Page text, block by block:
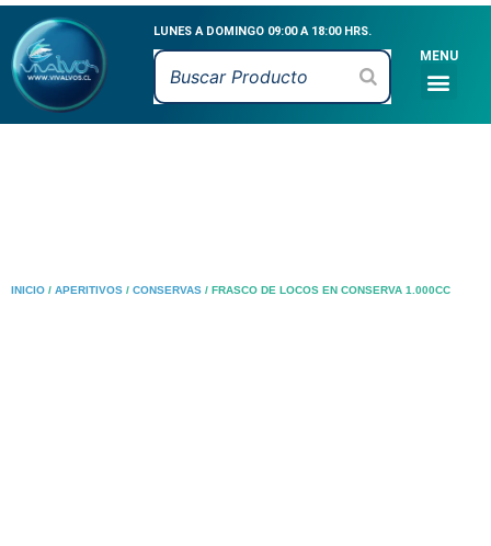
Ir
contenido
LUNES A DOMINGO 09:00 A 18:00 HRS.
MENU
INICIO / APERITIVOS / CONSERVAS / FRASCO DE LOCOS EN CONSERVA 1.000CC